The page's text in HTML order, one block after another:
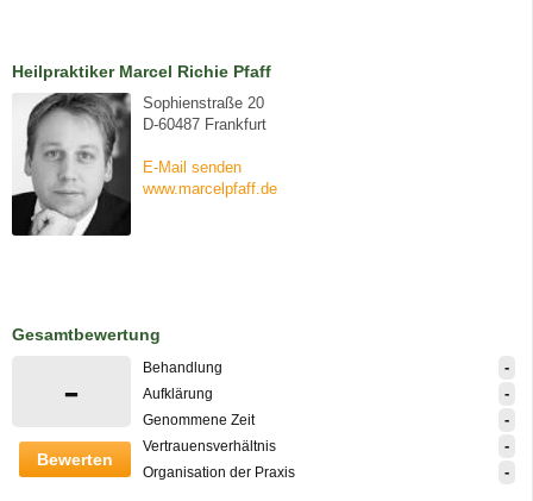
Heilpraktiker Marcel Richie Pfaff
Sophienstraße 20
D-60487 Frankfurt
E-Mail senden
www.marcelpfaff.de
Gesamtbewertung
-
Bewerten
Behandlung -
Aufklärung -
Genommene Zeit -
Vertrauensverhältnis -
Organisation der Praxis -